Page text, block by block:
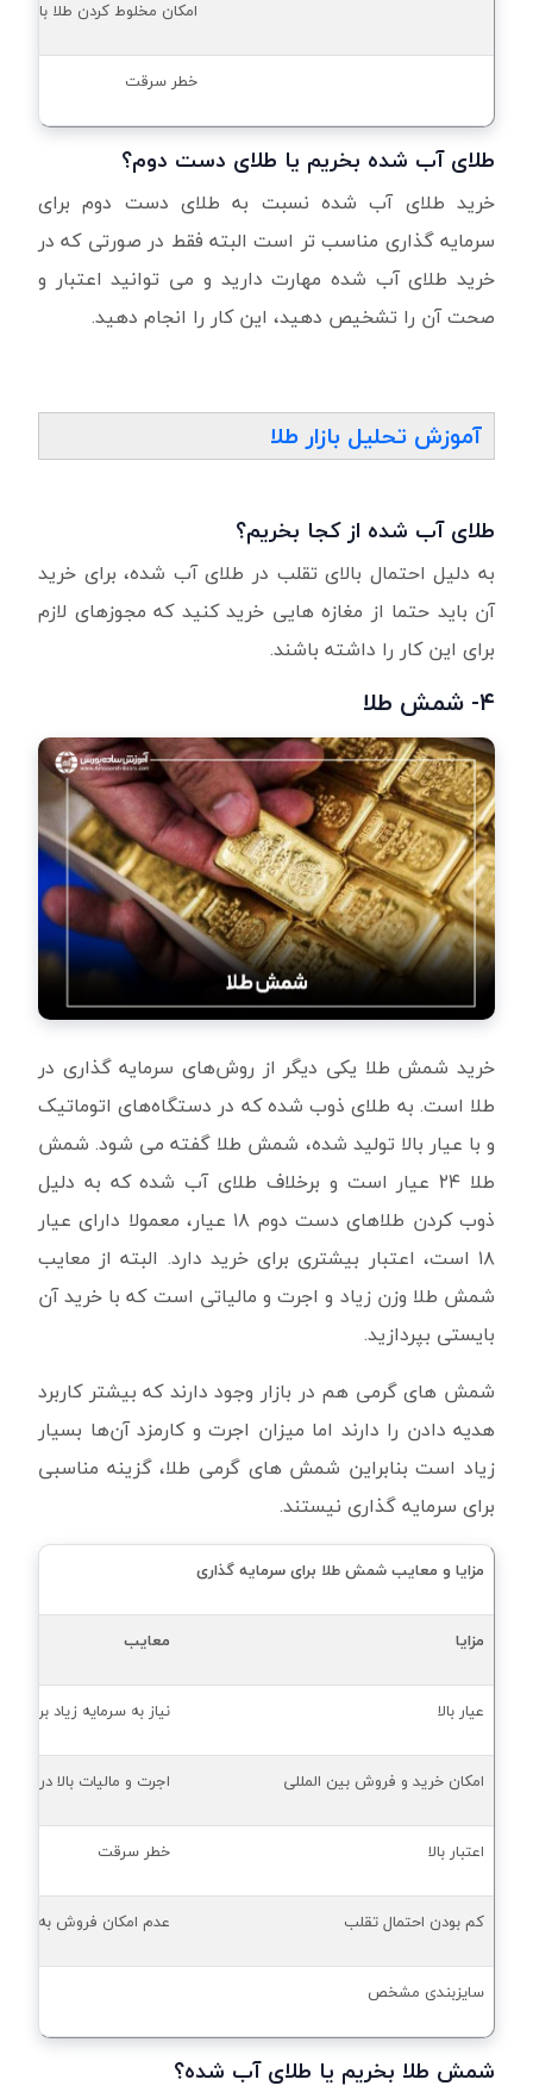
امکان مخلوط کردن طلا با
خطر سرقت
طلای آب شده بخریم یا طلای دست دوم؟
خرید طلای آب شده نسبت به طلای دست دوم برای
سرمایه گذاری مناسب تر است البته فقط در صورتی که در
خرید طلای آب شده مهارت دارید و می توانید اعتبار و
صحت آن را تشخیص دهید، این کار را انجام دهید.
آموزش تحلیل بازار طلا
طلای آب شده از کجا بخریم؟
به دلیل احتمال بالای تقلب در طلای آب شده، برای خرید
آن باید حتما از مغازه هایی خرید کنید که مجوزهای لازم
برای این کار را داشته باشند.
۴- شمش طلا
خرید شمش طلا یکی دیگر از روش‌های سرمایه گذاری در
طلا است. به طلای ذوب شده که در دستگاه‌های اتوماتیک
و با عیار بالا تولید شده، شمش طلا گفته می شود. شمش
طلا ۲۴ عیار است و برخلاف طلای آب شده که به دلیل
ذوب کردن طلاهای دست دوم ۱۸ عیار، معمولا دارای عیار
۱۸ است، اعتبار بیشتری برای خرید دارد. البته از معایب
شمش طلا وزن زیاد و اجرت و مالیاتی است که با خرید آن
بایستی بپردازید.
شمش های گرمی هم در بازار وجود دارند که بیشتر کاربرد
هدیه دادن را دارند اما میزان اجرت و کارمزد آن‌ها بسیار
زیاد است بنابراین شمش های گرمی طلا، گزینه مناسبی
برای سرمایه گذاری نیستند.
مزایا و معایب شمش طلا برای سرمایه گذاری
مزایا معایب
عیار بالا نیاز به سرمایه زیاد
امکان خرید و فروش بین المللی اجرت و مالیات بالا در
اعتبار بالا خطر سرقت
کم بودن احتمال تقلب عدم امکان فروش به اندازه
سایزبندی مشخص
شمش طلا بخریم یا طلای آب شده؟